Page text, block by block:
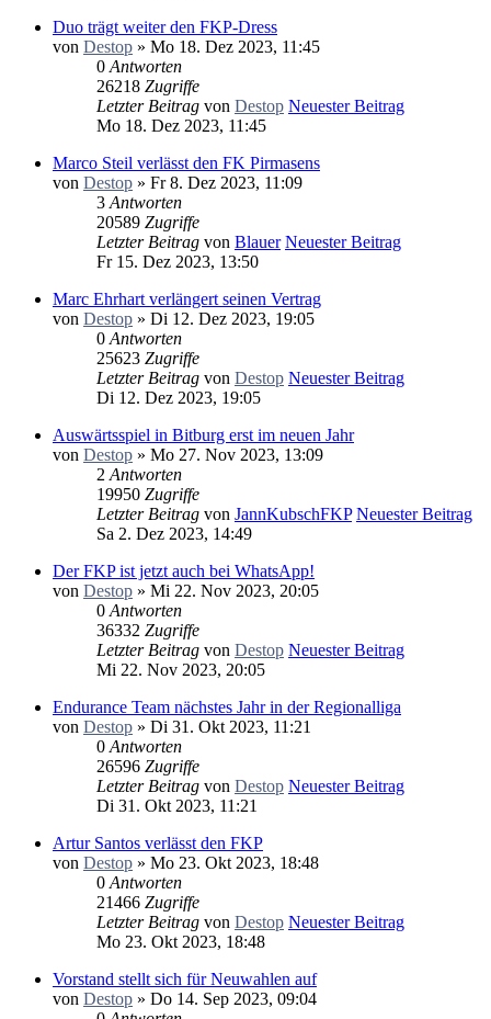
Duo trägt weiter den FKP-Dress
von Destop » Mo 18. Dez 2023, 11:45
0 Antworten
26218 Zugriffe
Letzter Beitrag von Destop Neuester Beitrag
Mo 18. Dez 2023, 11:45
Marco Steil verlässt den FK Pirmasens
von Destop » Fr 8. Dez 2023, 11:09
3 Antworten
20589 Zugriffe
Letzter Beitrag von Blauer Neuester Beitrag
Fr 15. Dez 2023, 13:50
Marc Ehrhart verlängert seinen Vertrag
von Destop » Di 12. Dez 2023, 19:05
0 Antworten
25623 Zugriffe
Letzter Beitrag von Destop Neuester Beitrag
Di 12. Dez 2023, 19:05
Auswärtsspiel in Bitburg erst im neuen Jahr
von Destop » Mo 27. Nov 2023, 13:09
2 Antworten
19950 Zugriffe
Letzter Beitrag von JannKubschFKP Neuester Beitrag
Sa 2. Dez 2023, 14:49
Der FKP ist jetzt auch bei WhatsApp!
von Destop » Mi 22. Nov 2023, 20:05
0 Antworten
36332 Zugriffe
Letzter Beitrag von Destop Neuester Beitrag
Mi 22. Nov 2023, 20:05
Endurance Team nächstes Jahr in der Regionalliga
von Destop » Di 31. Okt 2023, 11:21
0 Antworten
26596 Zugriffe
Letzter Beitrag von Destop Neuester Beitrag
Di 31. Okt 2023, 11:21
Artur Santos verlässt den FKP
von Destop » Mo 23. Okt 2023, 18:48
0 Antworten
21466 Zugriffe
Letzter Beitrag von Destop Neuester Beitrag
Mo 23. Okt 2023, 18:48
Vorstand stellt sich für Neuwahlen auf
von Destop » Do 14. Sep 2023, 09:04